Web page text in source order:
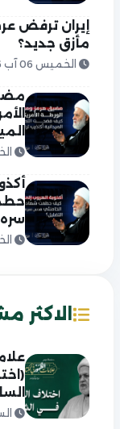
إيران ترفض
مأزق جديد؟
الخميس 06 آب 2026
الاكثر